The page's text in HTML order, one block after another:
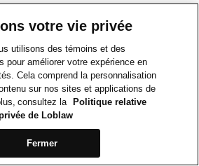
votre vie privée
utilisons des témoins et des
pour améliorer votre expérience en
Cela comprend la personnalisation
sur nos sites et applications de
consultez la
Politique relative
de Loblaw
Fermer